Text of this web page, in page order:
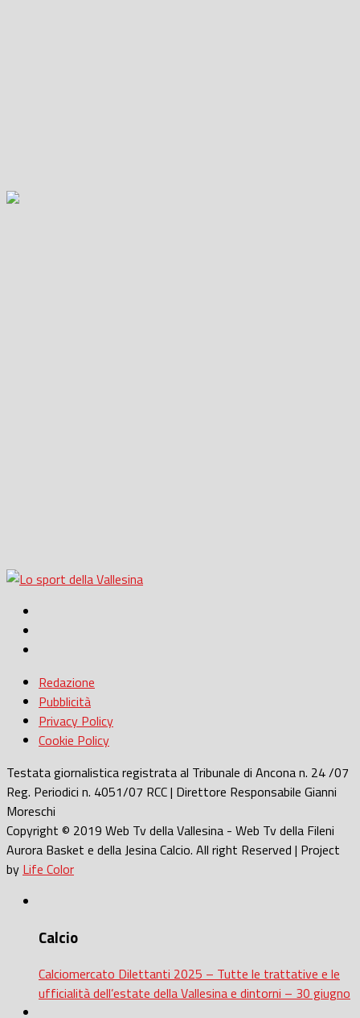
Redazione
Pubblicità
Privacy Policy
Cookie Policy
Testata giornalistica registrata al Tribunale di Ancona n. 24 /07
Reg. Periodici n. 4051/07 RCC | Direttore Responsabile Gianni
Moreschi
Copyright © 2019 Web Tv della Vallesina - Web Tv della Fileni
Aurora Basket e della Jesina Calcio. All right Reserved | Project
by Life Color
Calcio
Calciomercato Dilettanti 2025 – Tutte le trattative e le
ufficialità dell’estate della Vallesina e dintorni – 30 giugno